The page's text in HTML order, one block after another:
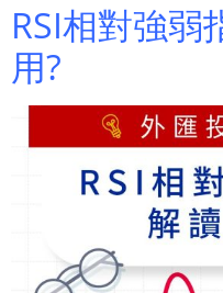
RSI相對強弱
用?